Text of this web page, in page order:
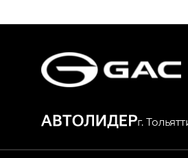
HYPTEC HT —
GL
г.